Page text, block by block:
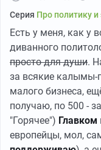
Серия Про политику
Есть у меня, как у
диванного
просто для души.
за всякие калымы-
малого бизнеса,
получаю, по 500 -
"Горячее") Главком
европейцы, мол,